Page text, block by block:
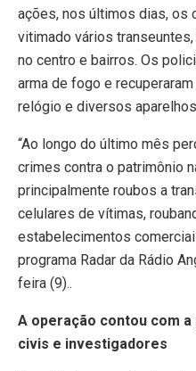
ações, nos últimos dias, os
vitimado vários
no centro e bairros. Os
arma de fogo e
relógio e diversos
“Ao longo do último mês
crimes contra o patrimônio
principalmente roubos a
celulares de vítimas,
estabelecimentos
programa Radar da Rádio
feira (9)..
A operação contou com
civis e investigadores